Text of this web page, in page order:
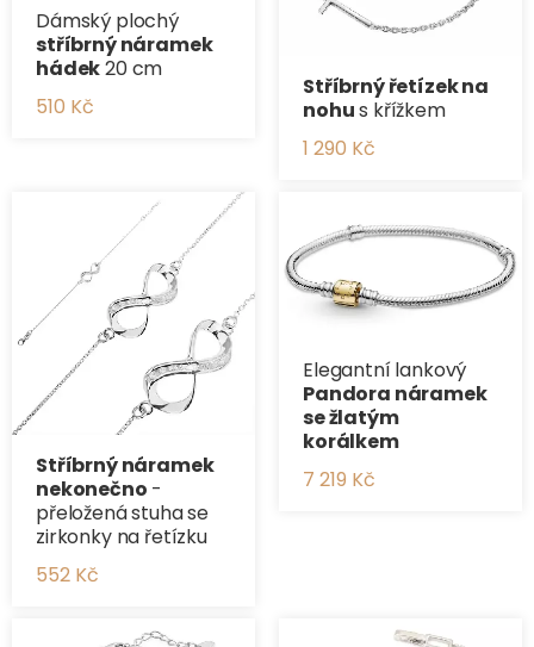
Dámský plochý
stříbrný náramek
hádek20 cm
510 Kč
Stříbrný řetízek na
nohus křížkem
1 290 Kč
Stříbrný náramek
nekonečno -
přeložená stuha se
zirkonky na řetízku
552 Kč
Elegantní lankový
Pandora náramek
se žlatým
korálkem
7 219 Kč